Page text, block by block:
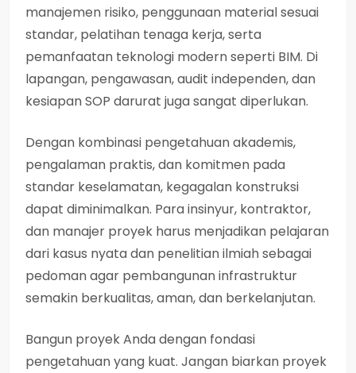
manajemen risiko, penggunaan material sesuai
standar, pelatihan tenaga kerja, serta
pemanfaatan teknologi modern seperti BIM. Di
lapangan, pengawasan, audit independen, dan
kesiapan SOP darurat juga sangat diperlukan.
Dengan kombinasi pengetahuan akademis,
pengalaman praktis, dan komitmen pada
standar keselamatan, kegagalan konstruksi
dapat diminimalkan. Para insinyur, kontraktor,
dan manajer proyek harus menjadikan pelajaran
dari kasus nyata dan penelitian ilmiah sebagai
pedoman agar pembangunan infrastruktur
semakin berkualitas, aman, dan berkelanjutan.
Bangun proyek Anda dengan fondasi
pengetahuan yang kuat. Jangan biarkan proyek